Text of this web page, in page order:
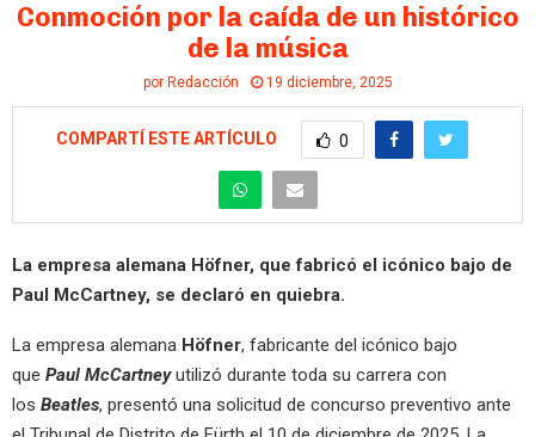
Conmoción por la caída de un histórico
de la música
por Redacción 19 diciembre, 2025
COMPARTÍ ESTE ARTÍCULO 0
La empresa alemana Höfner, que fabricó el icónico bajo de
Paul McCartney, se declaró en quiebra.
La empresa alemana Höfner, fabricante del icónico bajo
que Paul McCartneyutilizó durante toda su carrera con
los Beatles, presentó una solicitud de concurso preventivo ante